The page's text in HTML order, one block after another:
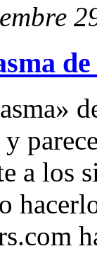
de
a los